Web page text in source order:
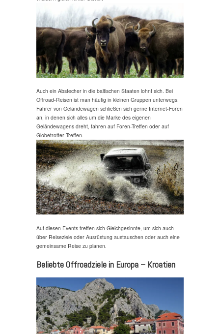
Auch ein Abstecher in die baltischen Staaten lohnt sich. Bei
Offroad-Reisen ist man häufig in kleinen Gruppen unterwegs.
Fahrer von Geländewagen schließen sich gerne Internet-Foren
an, in denen sich alles um die Marke des eigenen
Geländewagens dreht, fahren auf Foren-Treffen oder auf
Globetrotter-Treffen.
Auf diesen Events treffen sich Gleichgesinnte, um sich auch
über Reiseziele oder Ausrüstung austauschen oder auch eine
gemeinsame Reise zu planen.
Beliebte Offroadziele in Europa – Kroatien